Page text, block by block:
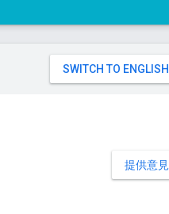
提供意見